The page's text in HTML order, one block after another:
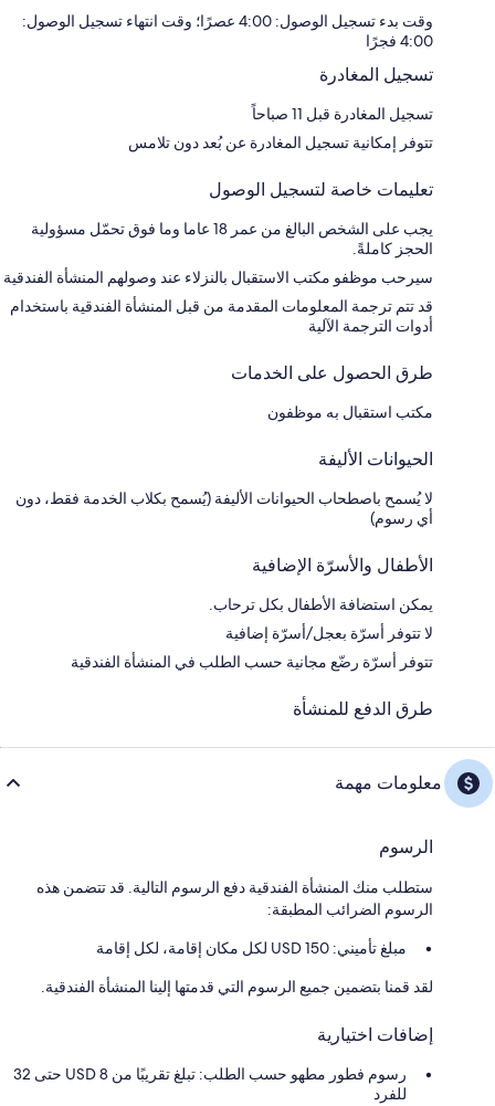
وقت بدء تسجيل الوصول: 4:00 عصرًا؛ وقت انتهاء تسجيل الوصول:
4:00 فجرًا
تسجيل المغادرة
تسجيل المغادرة قبل 11 صباحاً
تتوفر إمكانية تسجيل المغادرة عن بُعد دون تلامس
تعليمات خاصة لتسجيل الوصول
يجب على الشخص البالغ من عمر 18 عاما وما فوق تحمّل مسؤولية
الحجز كاملةً.
سيرحب موظفو مكتب الاستقبال بالنزلاء عند وصولهم المنشأة الفندقية
قد تتم ترجمة المعلومات المقدمة من قبل المنشأة الفندقية باستخدام
أدوات الترجمة الآلية
طرق الحصول على الخدمات
مكتب استقبال به موظفون
الحيوانات الأليفة
لا يُسمح باصطحاب الحيوانات الأليفة (يُسمح بكلاب الخدمة فقط، دون
أي رسوم)
الأطفال والأسرّة الإضافية
يمكن استضافة الأطفال بكل ترحاب.
لا تتوفر أسرّة بعجل/أسرّة إضافية
تتوفر أسرّة رضّع مجانية حسب الطلب في المنشأة الفندقية
طرق الدفع للمنشأة
معلومات مهمة
الرسوم
ستطلب منك المنشأة الفندقية دفع الرسوم التالية. قد تتضمن هذه
الرسوم الضرائب المطبقة:
مبلغ تأميني: 150 USD لكل مكان إقامة، لكل إقامة
لقد قمنا بتضمين جميع الرسوم التي قدمتها إلينا المنشأة الفندقية.
إضافات اختيارية
رسوم فطور مطهو حسب الطلب: تبلغ تقريبًا من USD 8 حتى 32
للفرد